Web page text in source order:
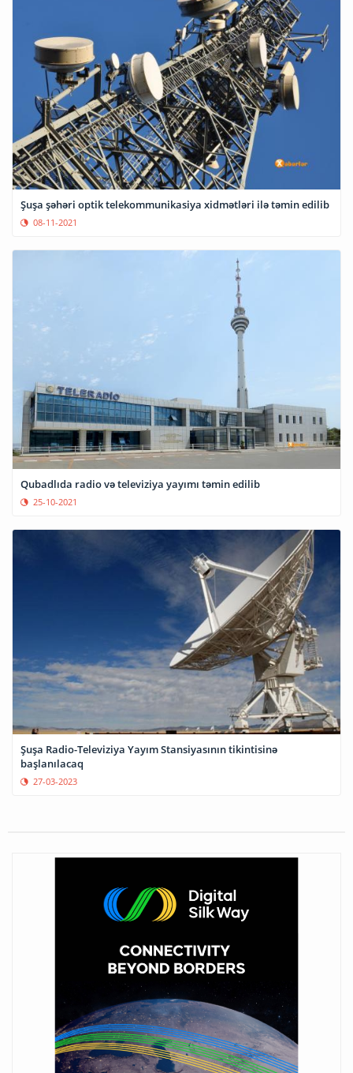
Şuşa şəhəri optik telekommunikasiya xidmətləri ilə təmin edilib
08-11-2021
Qubadlıda radio və televiziya yayımı təmin edilib
25-10-2021
Şuşa Radio-Televiziya Yayım Stansiyasının tikintisinə
başlanılacaq
27-03-2023